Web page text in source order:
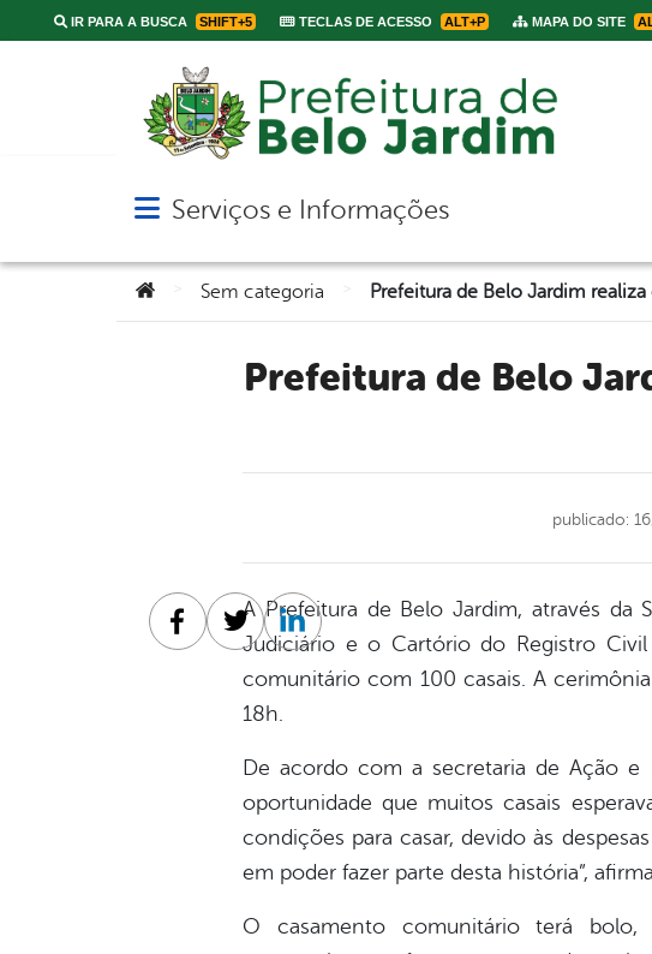
IR PARA A BUSCA SHIFT+5 TECLAS DE ACESSO ALT+P MAPA DO SITE
Abrir menu principal de navegação
Serviços e Informações
Você está aqui:Sem categoria
Prefeitura de Belo Jardim realiza casamento comunitário com
publicado:
A Prefeitura de Belo Jardim, através da
Judiciário e o Cartório do Registro Civil
comunitário com 100 casais. A
18h.
De acordo com a secretaria de Ação e
oportunidade que muitos casais
condições para casar, devido às
em poder fazer parte desta história”,
O casamento comunitário terá
Facebook
TwitterLinkedin